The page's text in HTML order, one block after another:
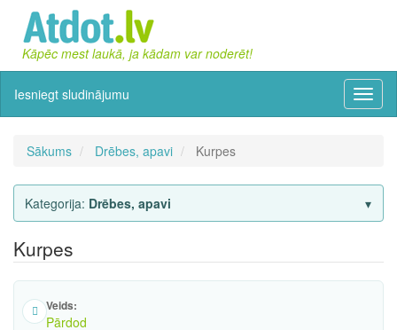
Kāpēc mest laukā, ja kādam var noderēt!
Iesniegt sludinājumu
Sākums Drēbes, apavi Kurpes
Kategorija: Drēbes, apavi
Kurpes
Veids:
Pārdod